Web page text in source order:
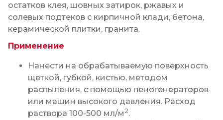
остатков клея, шовных затирок, ржавых и
солевых подтеков с кирпичной клади, бетона,
керамической плитки, гранита.
Применение
Нанести на обрабатываемую поверхность
щеткой, губкой, кистью, методом
распыления, с помощью пеногенераторов
или машин высокого давления. Расход
раствора 100-500 мл/м 2.